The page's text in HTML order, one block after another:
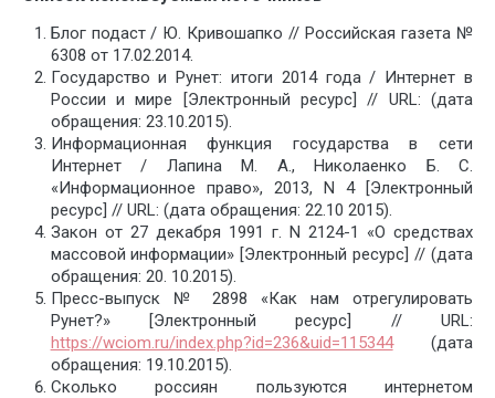
Блог подаст / Ю. Кривошапко // Российская газета №
6308 от 17.02.2014.
Государство и Рунет: итоги 2014 года / Интернет в
России и мире [Электронный ресурс] // URL: (дата
обращения: 23.10.2015).
Информационная функция государства в сети
Интернет / Лапина М. А., Николаенко Б. С.
«Информационное право», 2013, N 4 [Электронный
ресурс] // URL: (дата обращения: 22.10 2015).
Закон от 27 декабря 1991 г. N 2124-1 «О средствах
массовой информации» [Электронный ресурс] // (дата
обращения: 20. 10.2015).
Пресс-выпуск № 2898 «Как нам отрегулировать
Рунет?» [Электронный ресурс] // URL:
https://wciom.ru/index.php?id=236&uid=115344(дата
обращения: 19.10.2015).
Сколько россиян пользуются интернетом